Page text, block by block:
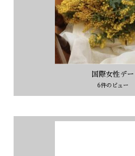
国際女性デー
6件のビュー